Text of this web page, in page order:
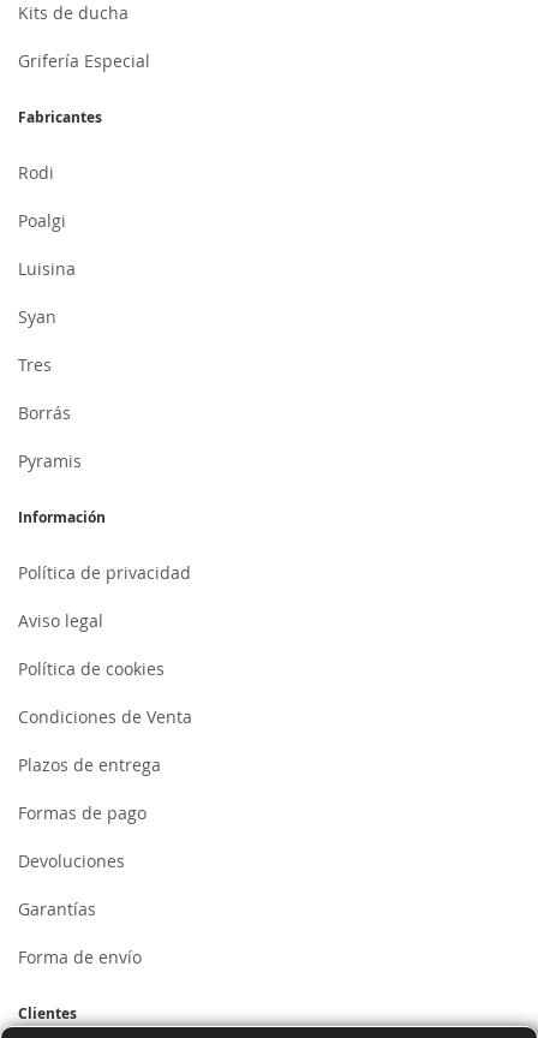
Kits de ducha
Grifería Especial
Fabricantes
Rodi
Poalgi
Luisina
Syan
Tres
Borrás
Pyramis
Información
Política de privacidad
Aviso legal
Política de cookies
Condiciones de Venta
Plazos de entrega
Formas de pago
Devoluciones
Garantías
Forma de envío
Clientes